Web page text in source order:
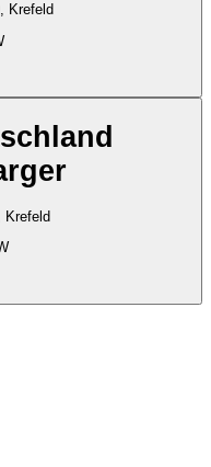
Krefeld
Krefeld